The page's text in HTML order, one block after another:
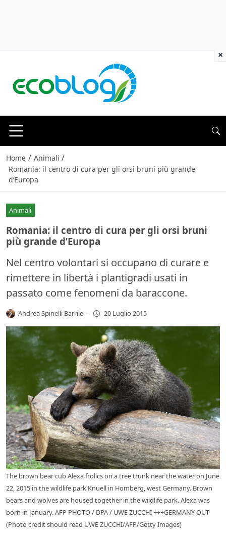
Home / Animali /
Romania: il centro di cura per gli orsi bruni più grande
d’Europa
Animali
Romania: il centro di cura per gli orsi bruni
più grande d’Europa
Nel centro volontari si occupano di curare e
rimettere in libertà i plantigradi usati in
passato come fenomeni da baraccone.
Andrea Spinelli Barrile - 20 Luglio 2015
The brown bear cub Alexa frolics on a tree trunk near the water on June
22, 2015 in the wildlife park Knuell in Homberg, west Germany. Brown
bears and wolves are housed together in the wildlife park. Alexa was
born in January. AFP PHOTO / DPA / UWE ZUCCHI +++GERMANY OUT
(Photo credit should read UWE ZUCCHI/AFP/Getty Images)
×